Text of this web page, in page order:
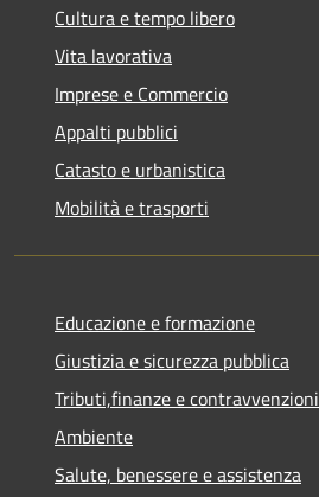
Cultura e tempo libero
Vita lavorativa
Imprese e Commercio
Appalti pubblici
Catasto e urbanistica
Mobilità e trasporti
Educazione e formazione
Giustizia e sicurezza pubblica
Tributi,finanze e contravvenzioni
Ambiente
Salute, benessere e assistenza